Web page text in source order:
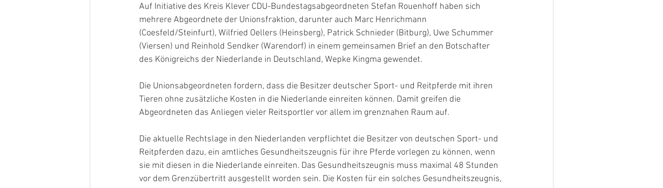
Auf Initiative des Kreis Klever CDU-Bundestagsabgeordneten Stefan Rouenhoff haben sich
mehrere Abgeordnete der Unionsfraktion, darunter auch Marc Henrichmann
(Coesfeld/Steinfurt), Wilfried Oellers (Heinsberg), Patrick Schnieder (Bitburg), Uwe Schummer
(Viersen) und Reinhold Sendker (Warendorf) in einem gemeinsamen Brief an den Botschafter
des Königreichs der Niederlande in Deutschland, Wepke Kingma gewendet.
Die Unionsabgeordneten fordern, dass die Besitzer deutscher Sport- und Reitpferde mit ihren
Tieren ohne zusätzliche Kosten in die Niederlande einreiten können. Damit greifen die
Abgeordneten das Anliegen vieler Reitsportler vor allem im grenznahen Raum auf.
Die aktuelle Rechtslage in den Niederlanden verpflichtet die Besitzer von deutschen Sport- und
Reitpferden dazu, ein amtliches Gesundheitszeugnis für ihre Pferde vorlegen zu können, wenn
sie mit diesen in die Niederlande einreiten. Das Gesundheitszeugnis muss maximal 48 Stunden
vor dem Grenzübertritt ausgestellt worden sein. Die Kosten für ein solches Gesundheitszeugnis,